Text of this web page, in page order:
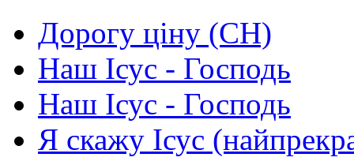
Дорогу ціну (СН)
Наш Ісус - Господь
Наш Ісус - Господь
Я скажу Ісус